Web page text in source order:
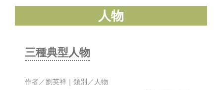
人物
三種典型人物
作者／劉英祥｜類別／人物